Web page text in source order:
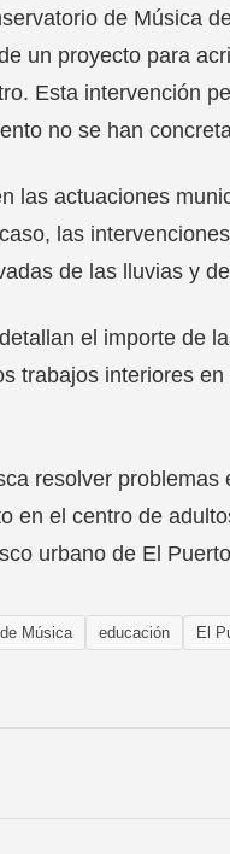
de Música
un proyecto para
Esta intervención
no se han
las actuaciones
las
de las lluvias y
el importe de
trabajos interiores
resolver
en el centro de
urbano de El
Música educación
El